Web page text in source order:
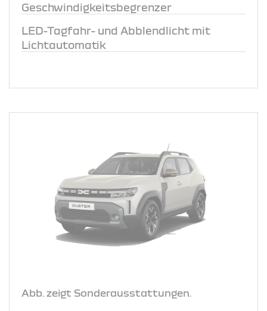
Geschwindigkeitsbegrenzer
LED-Tagfahr- und Abblendlicht mit
Lichtautomatik
Abb. zeigt Sonderausstattungen.